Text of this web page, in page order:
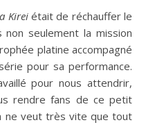
Kirei était de réchauffer le
seulement la mission
platine accompagné
pour sa performance.
pour nous attendrir,
rendre fans de ce petit
ne veut très vite que tout